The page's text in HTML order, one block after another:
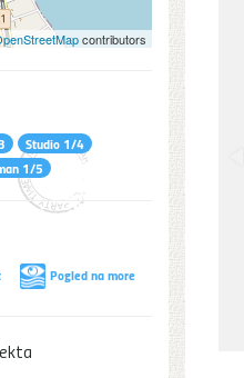
contributors
Studio 1/4
1/5
Pogled na more